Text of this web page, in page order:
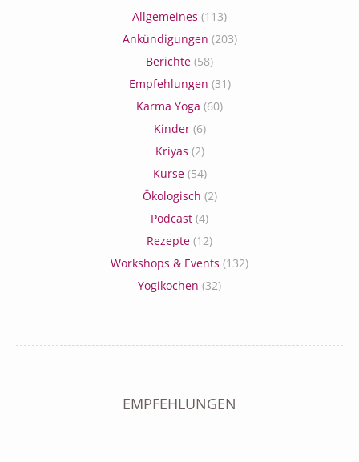
Allgemeines (113)
Ankündigungen (203)
Berichte (58)
Empfehlungen (31)
Karma Yoga (60)
Kinder(6)
Kriyas (2)
Kurse(54)
Ökologisch (2)
Podcast (4)
Rezepte (12)
Workshops & Events (132)
Yogikochen (32)
EMPFEHLUNGEN